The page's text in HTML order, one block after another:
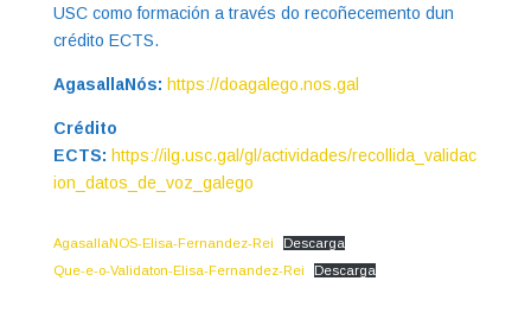
USC como formación a través do recoñecemento dun
crédito ECTS.
AgasallaNós: https://doagalego.nos.gal
Crédito
ECTS: https://ilg.usc.gal/gl/actividades/recollida_validac
ion_datos_de_voz_galego
AgasallaNOS-Elisa-Fernandez-Rei
Descarga
Que-e-o-Validaton-Elisa-Fernandez-Rei
Descarga